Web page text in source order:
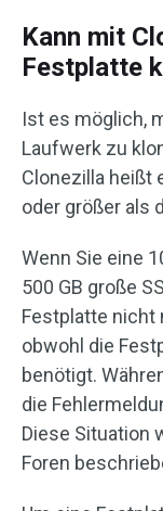
Kann mit
Festplatte
Ist es möglich,
Laufwerk zu
Clonezilla heißt
oder größer als
Wenn Sie eine
500 GB große
Festplatte nicht
obwohl die
benötigt.
die
Diese Situation
Foren